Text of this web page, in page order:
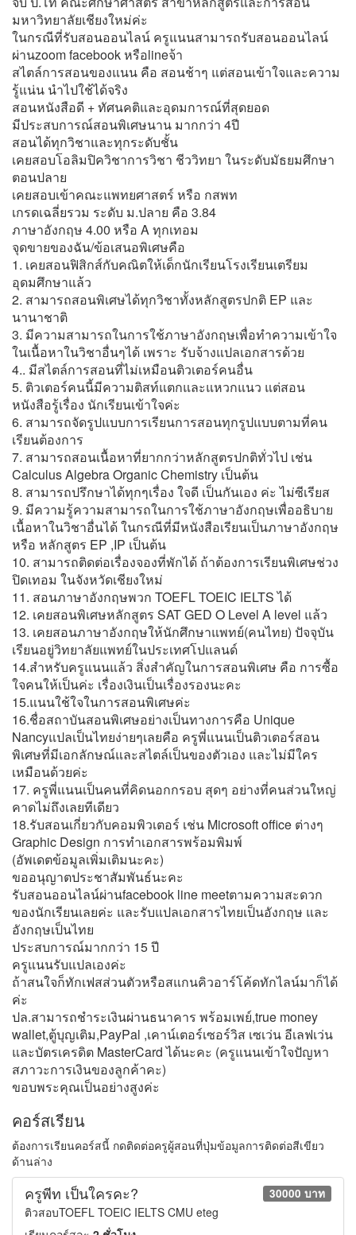
มหาวิทยาลัยเชียงใหม่ค่ะ
ในกรณีที่รับสอนออนไลน์ ครูแนนสามารถรับสอนออนไลน์
ผ่านzoom facebook หรือlineจ้า
สไตล์การสอนของแนน คือ สอนช้าๆ แต่สอนเข้าใจและความ
รู้แน่น นำไปใช้ได้จริง
สอนหนังสือดี + ทัศนคติและอุดมการณ์ที่สุดยอด
มีประสบการณ์สอนพิเศษนาน มากกว่า 4ปี
สอนได้ทุกวิชาและทุกระดับชั้น
เคยสอบโอลิมปิควิชาการวิชา ชีววิทยา ในระดับมัธยมศึกษา
ตอนปลาย
เคยสอบเข้าคณะแพทยศาสตร์ หรือ กสพท
เกรดเฉลี่ยรวม ระดับ ม.ปลาย คือ 3.84
ภาษาอังกฤษ 4.00 หรือ A ทุกเทอม
จุดขายของฉัน/ข้อเสนอพิเศษคือ
1. เคยสอนฟิสิกส์กับคณิตให้เด็กนักเรียนโรงเรียนเตรียม
อุดมศึกษาแล้ว
2. สามารถสอนพิเศษได้ทุกวิชาทั้งหลักสูตรปกติ EP และ
นานาชาติ
3. มีความสามารถในการใช้ภาษาอังกฤษเพื่อทำความเข้าใจ
ในเนื้อหาในวิชาอื่นๆได้ เพราะ รับจ้างแปลเอกสารด้วย
4.. มีสไตล์การสอนที่ไม่เหมือนติวเตอร์คนอื่น
5. ติวเตอร์คนนี้มีความติสท์แตกและแหวกแนว แต่สอน
หนังสือรู้เรื่อง นักเรียนเข้าใจค่ะ
6. สามารถจัดรูปแบบการเรียนการสอนทุกรูปแบบตามที่คน
เรียนต้องการ
7. สามารถสอนเนื้อหาที่ยากกว่าหลักสูตรปกติทั่วไป เช่น
Calculus Algebra Organic Chemistry เป็นต้น
8. สามารถปรึกษาได้ทุกๆเรื่อง ใจดี เป็นกันเอง ค่ะ ไม่ซีเรียส
9. มีความรู้ความสามารถในการใช้ภาษาอังกฤษเพื่ออธิบาย
เนื้อหาในวิชาอื่นได้ ในกรณีที่มีหนังสือเรียนเป็นภาษาอังกฤษ
หรือ หลักสูตร EP ,IP เป็นต้น
10. สามารถติดต่อเรื่องจองที่พักได้ ถ้าต้องการเรียนพิเศษช่วง
ปิดเทอม ในจังหวัดเชียงใหม่
11. สอนภาษาอังกฤษพวก TOEFL TOEIC IELTS ได้
12. เคยสอนพิเศษหลักสูตร SAT GED O Level A level แล้ว
13. เคยสอนภาษาอังกฤษให้นักศึกษาแพทย์(คนไทย) ปัจจุบัน
เรียนอยู่วิทยาลัยแพทย์ในประเทศโปแลนด์
14.สำหรับครูแนนแล้ว สิ่งสำคัญในการสอนพิเศษ คือ การซื้อ
ใจคนให้เป็นค่ะ เรื่องเงินเป็นเรื่องรองนะคะ
15.แนนใช้ใจในการสอนพิเศษค่ะ
16.ชื่อสถาบันสอนพิเศษอย่างเป็นทางการคือ Unique
Nancyแปลเป็นไทยง่ายๆเลยคือ ครูพี่แนนเป็นติวเตอร์สอน
พิเศษที่มีเอกลักษณ์และสไตล์เป็นของตัวเอง และไม่มีใคร
เหมือนด้วยค่ะ
17. ครูพี่แนนเป็นคนที่คิดนอกกรอบ สุดๆ อย่างที่คนส่วนใหญ่
คาดไม่ถึงเลยทีเดียว
18.รับสอนเกี่ยวกับคอมพิวเตอร์ เช่น Microsoft office ต่างๆ
Graphic Design การทำเอกสารพร้อมพิมพ์
(อัพเดตข้อมูลเพิ่มเติมนะคะ)
ขออนุญาตประชาสัมพันธ์นะคะ
รับสอนออนไลน์ผ่านfacebook line meetตามความสะดวก
ของนักเรียนเลยค่ะ และรับแปลเอกสารไทยเป็นอังกฤษ และ
อังกฤษเป็นไทย
ประสบการณ์มากกว่า 15 ปี
ครูแนนรับแปลเองค่ะ
ถ้าสนใจก็ทักเฟสส่วนตัวหรือสแกนคิวอาร์โค้ดทักไลน์มาก็ได้
ค่ะ
ปล.สามารถชำระเงินผ่านธนาคาร พร้อมเพย์,true money
wallet,ตู้บุญเติม,PayPal ,เคาน์เตอร์เซอร์วิส เซเว่น อีเลฟเว่น
และบัตรเครดิต MasterCard ได้นะคะ (ครูแนนเข้าใจปัญหา
สภาวะการเงินของลูกค้าคะ)
ขอบพระคุณเป็นอย่างสูงค่ะ
คอร์สเรียน
ต้องการเรียนคอร์สนี้ กดติดต่อครูผู้สอนที่ปุ่มข้อมูลการติดต่อสีเขียว
ด้านล่าง
ครูพีท เป็นใครคะ? 30000 บาท
ติวสอบTOEFL TOEIC IELTS CMU eteg